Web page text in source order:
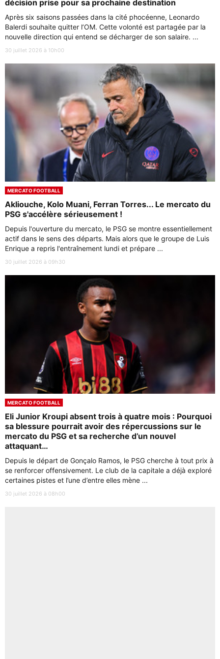
décision prise pour sa prochaine destination
Après six saisons passées dans la cité phocéenne, Leonardo
Balerdi souhaite quitter l’OM. Cette volonté est partagée par la
nouvelle direction qui entend se décharger de son salaire. ...
30 juillet 2026 à 10h00
MERCATO FOOTBALL
Akliouche, Kolo Muani, Ferran Torres... Le mercato du
PSG s'accélère sérieusement !
Depuis l'ouverture du mercato, le PSG se montre essentiellement
actif dans le sens des départs. Mais alors que le groupe de Luis
Enrique a repris l'entraînement lundi et prépare ...
30 juillet 2026 à 09h30
MERCATO FOOTBALL
Eli Junior Kroupi absent trois à quatre mois : Pourquoi
sa blessure pourrait avoir des répercussions sur le
mercato du PSG et sa recherche d’un nouvel
attaquant…
Depuis le départ de Gonçalo Ramos, le PSG cherche à tout prix à
se renforcer offensivement. Le club de la capitale a déjà exploré
certaines pistes et l’une d’entre elles mène ...
30 juillet 2026 à 08h00